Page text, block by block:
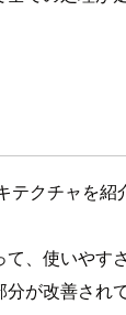
テクチャを紹
、使いやす
が改善され